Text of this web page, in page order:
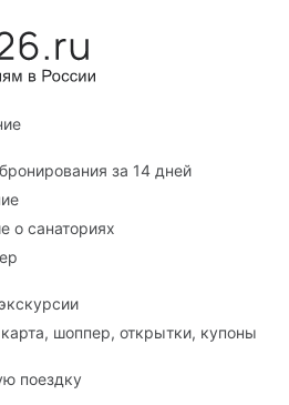
за 14 дней
о санаториях
шоппер, открытки, купоны
поездку